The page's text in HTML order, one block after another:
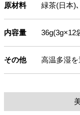
原材料 緑茶(日本)
内容量 36g(3g×12
その他 高温多湿を